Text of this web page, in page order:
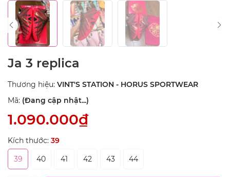
Ja 3 replica
Thương hiệu: VINT'S STATION - HORUS SPORTWEAR
Mã: (Đang cập nhật...)
1.090.000₫
Kích thước: 39
39
40 41 42 43 44